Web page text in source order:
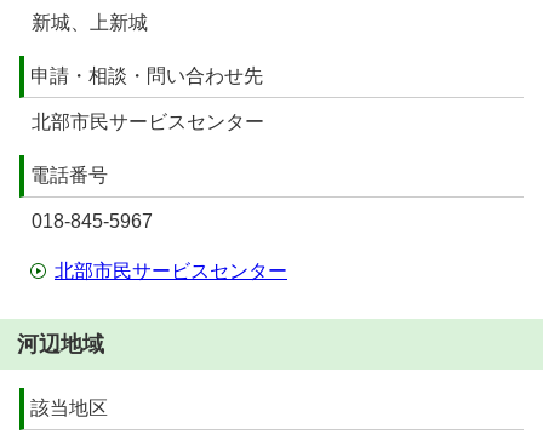
新城、上新城
申請・相談・問い合わせ先
北部市民サービスセンター
電話番号
018-845-5967
北部市民サービスセンター
河辺地域
該当地区